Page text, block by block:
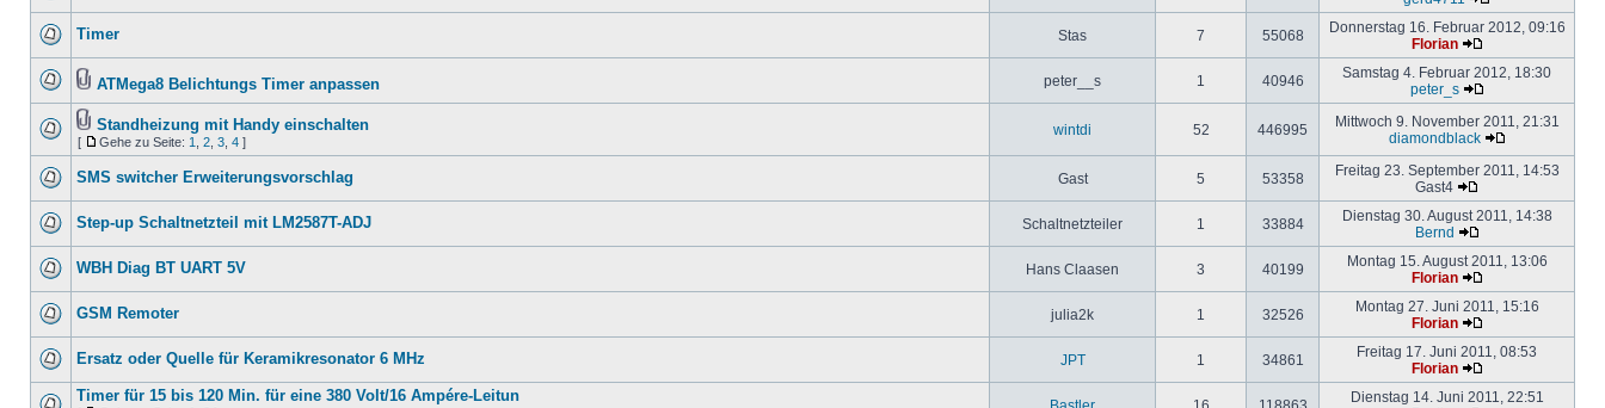
Timer Stas 7 55068
Donnerstag 16. Februar 2012, 09:16
Florian
ATMega8 Belichtungs Timer anpassen peter__s 1 40946
Samstag 4. Februar 2012, 18:30
peter_s
Standheizung mit Handy einschalten
[ Gehe zu Seite: 1 2 3 4 ]
wintdi 52 446995
Mittwoch 9. November 2011, 21:31
diamondblack
SMS switcher Erweiterungsvorschlag Gast 5 53358
Freitag 23. September 2011, 14:53
Gast4
Step-up Schaltnetzteil mit LM2587T-ADJ Schaltnetzteiler 1 33884
Dienstag 30. August 2011, 14:38
Bernd
WBH Diag BT UART 5V Hans Claasen 3 40199
Montag 15. August 2011, 13:06
Florian
GSM Remoter julia2k 1 32526
Montag 27. Juni 2011, 15:16
Florian
Ersatz oder Quelle für Keramikresonator 6 MHz JPT 1 34861
Freitag 17. Juni 2011, 08:53
Florian
Timer für 15 bis 120 Min. für eine 380 Volt/16 Ampére-Leitun
Dienstag 14. Juni 2011, 22:51